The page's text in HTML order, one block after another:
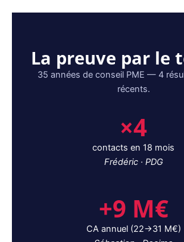
La preuve par le
35 années de conseil PME — 4
récents.
×4
contacts en 18 mois
Frédéric · PDG
+9 M€
CA annuel (22→31 M€)